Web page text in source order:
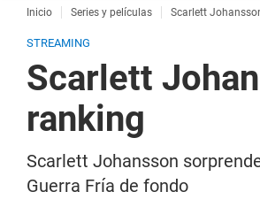
Inicio Series y películas Scarlett
STREAMING
Scarlett
ranking
Scarlett Johansson
Guerra Fría de fondo